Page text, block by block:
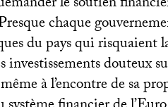
chaque
du pays qui risquaient
investissements douteux
à l’encontre de sa